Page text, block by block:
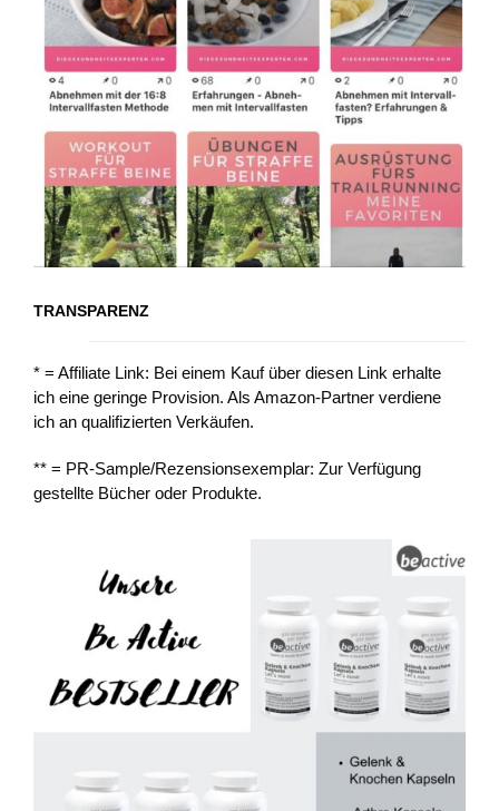
TRANSPARENZ
* = Affiliate Link: Bei einem Kauf über diesen Link erhalte
ich eine geringe Provision. Als Amazon-Partner verdiene
ich an qualifizierten Verkäufen.
** = PR-Sample/Rezensionsexemplar: Zur Verfügung
gestellte Bücher oder Produkte.